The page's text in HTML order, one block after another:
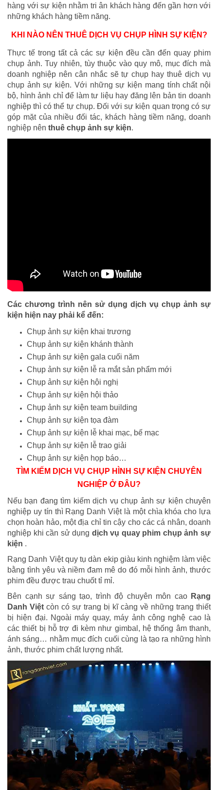
hàng với sự kiện nhằm tri ân khách hàng đến gần hơn với
những khách hàng tiềm năng.
KHI NÀO NÊN THUÊ DỊCH VỤ CHỤP HÌNH SỰ KIỆN?
Thực tế trong tất cả các sự kiện đều cần đến quay phim
chụp ảnh. Tuy nhiên, tùy thuộc vào quy mô, mục đích mà
doanh nghiệp nên cân nhắc sẽ tự chụp hay thuê dịch vụ
chụp ảnh sự kiện. Với những sự kiện mang tính chất nội
bộ, hình ảnh chỉ để làm tư liệu hay đăng lên bản tin doanh
nghiệp thì có thể tự chụp. Đối với sự kiện quan trọng có sự
góp mặt của nhiều đối tác, khách hàng tiềm năng, doanh
nghiệp nên thuê chụp ảnh sự kiện.
Các chương trình nên sử dụng dịch vụ chụp ảnh sự
kiện hiện nay phải kể đến:
Chụp ảnh sự kiện khai trương
Chụp ảnh sự kiện khánh thành
Chụp ảnh sự kiện gala cuối năm
Chụp ảnh sự kiện lễ ra mắt sản phẩm mới
Chụp ảnh sự kiện hội nghị
Chụp ảnh sự kiện hội thảo
Chụp ảnh sự kiện team building
Chụp ảnh sự kiện tọa đàm
Chụp ảnh sự kiện lễ khai mạc, bế mạc
Chụp ảnh sự kiện lễ trao giải
Chụp ảnh sự kiện họp báo…
TÌM KIẾM DỊCH VỤ CHỤP HÌNH SỰ KIỆN CHUYÊN
NGHIỆP Ở ĐÂU?
Nếu bạn đang tìm kiếm dịch vụ chụp ảnh sự kiện chuyên
nghiệp uy tín thì Rạng Danh Việt là một chìa khóa cho lựa
chọn hoàn hảo, một địa chỉ tin cậy cho các cá nhân, doanh
nghiệp khi cần sử dụng dịch vụ quay phim chụp ảnh sự
kiện .
Rạng Danh Việtquy tụ dàn ekip giàu kinh nghiệm làm việc
bằng tình yêu và niềm đam mê do đó mỗi hình ảnh, thước
phim đều được trau chuốt tỉ mỉ.
Bên cạnh sự sáng tạo, trình độ chuyên môn cao Rạng
Danh Việt còn có sự trang bị kĩ càng về những trang thiết
bị hiện đại. Ngoài máy quay, máy ảnh công nghệ cao là
các thiết bị hỗ trợ đi kèm như gimbal, hệ thống âm thanh,
ánh sáng… nhằm mục đích cuối cùng là tạo ra những hình
ảnh, thước phim chất lượng nhất.